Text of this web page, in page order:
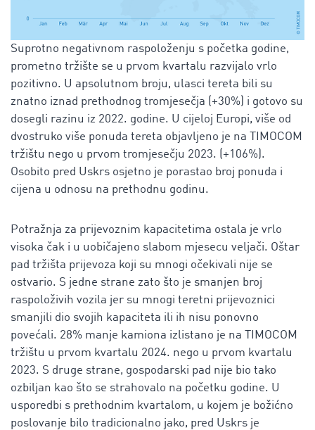
Suprotno negativnom raspoloženju s početka godine,
prometno tržište se u prvom kvartalu razvijalo vrlo
pozitivno. U apsolutnom broju, ulasci tereta bili su
znatno iznad prethodnog tromjesečja (+30%) i gotovo su
dosegli razinu iz 2022. godine. U cijeloj Europi, više od
dvostruko više ponuda tereta objavljeno je na TIMOCOM
tržištu nego u prvom tromjesečju 2023. (+106%).
Osobito pred Uskrs osjetno je porastao broj ponuda i
cijena u odnosu na prethodnu godinu.
Potražnja za prijevoznim kapacitetima ostala je vrlo
visoka čak i u uobičajeno slabom mjesecu veljači. Oštar
pad tržišta prijevoza koji su mnogi očekivali nije se
ostvario. S jedne strane zato što je smanjen broj
raspoloživih vozila jer su mnogi teretni prijevoznici
smanjili dio svojih kapaciteta ili ih nisu ponovno
povećali. 28% manje kamiona izlistano je na TIMOCOM
tržištu u prvom kvartalu 2024. nego u prvom kvartalu
2023. S druge strane, gospodarski pad nije bio tako
ozbiljan kao što se strahovalo na početku godine. U
usporedbi s prethodnim kvartalom, u kojem je božićno
poslovanje bilo tradicionalno jako, pred Uskrs je